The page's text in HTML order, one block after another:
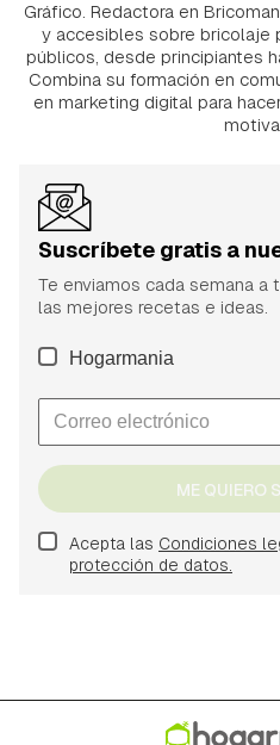
Gráfico. Redactora en
y accesibles sobre bricolaje
públicos, desde principiantes
Combina su formación en
en marketing digital para
Suscríbete gratis a
Te enviamos cada semana
las mejores recetas e ideas.
Hogarmania
ME QUIERO
Acepta las Condiciones
protección de datos.